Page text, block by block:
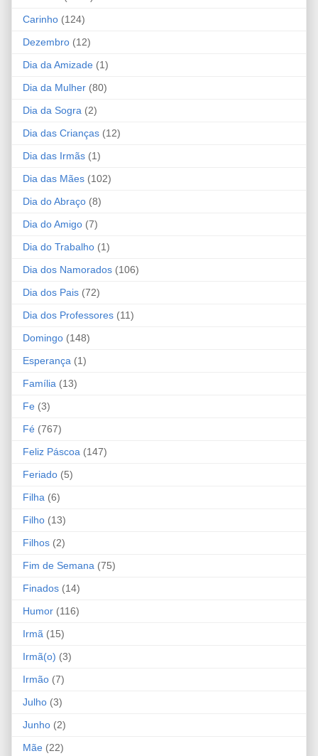
Carinho (124)
Dezembro (12)
Dia da Amizade (1)
Dia da Mulher (80)
Dia da Sogra (2)
Dia das Crianças (12)
Dia das Irmãs (1)
Dia das Mães (102)
Dia do Abraço (8)
Dia do Amigo (7)
Dia do Trabalho (1)
Dia dos Namorados (106)
Dia dos Pais (72)
Dia dos Professores (11)
Domingo (148)
Esperança (1)
Família (13)
Fe (3)
Fé (767)
Feliz Páscoa (147)
Feriado (5)
Filha (6)
Filho (13)
Filhos (2)
Fim de Semana (75)
Finados (14)
Humor (116)
Irmã (15)
Irmã(o) (3)
Irmão (7)
Julho (3)
Junho (2)
Mãe (22)